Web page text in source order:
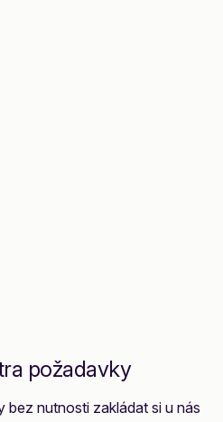
požadavky
bez nutnosti zakládat si u nás